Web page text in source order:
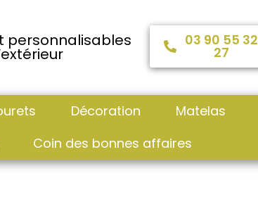
personnalisables 03 90 55 32
27
Décoration Matelas
Coin des bonnes affaires